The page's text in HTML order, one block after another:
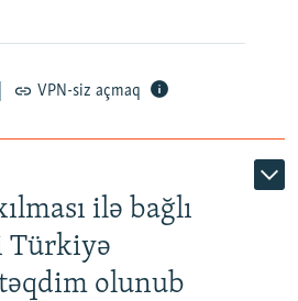
VPN-siz açmaq
ilə bağlı
Türkiyə
olunub